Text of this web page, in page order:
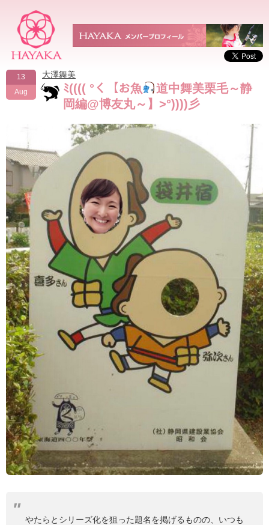
13
Aug
大澤舞美
ﾐ(((( °く【お魚
道中舞美栗毛～静
岡編@博友丸～】>°))))彡
やたらとシリーズ化を狙った題名を掲げるものの、いつも